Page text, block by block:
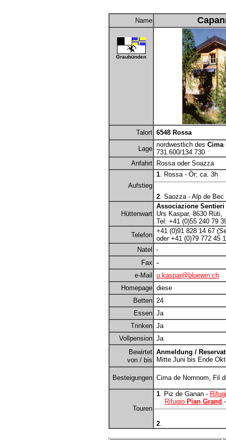
Name
Graubünden
Talort 6548 Rossa
Lage
nordwestlich des Cima
731.600/134.730
Anfahrt
Rossa oder Soazza
Aufstieg
1. Rossa - Ör; ca. 3h
2. Saozza - Alp de
Hüttenwart
Associazione
Urs Kaspar, 8630 Rüti,
Tel: +41 (0)55 240 79
Telefon
+41 (0)91 828 14 67
oder +41 (0)79 772 45
Natel
-
Fax -
e-Mail
u.kaspar@bluewin.ch
Homepage diese
Betten 24
Essen Ja
Trinken Ja
Vollpension Ja
Bewirtet
von / bis
Anmeldung /
Mitte Juni bis Ende
Besteigungen Cima de Nomnom, Fil
Touren
1. Piz de Ganan -
Rifugio Pian Grand
2.